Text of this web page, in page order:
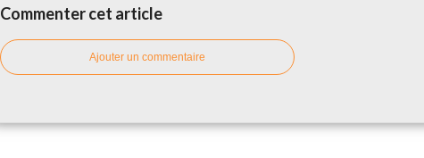
Commenter cet article
Ajouter un commentaire